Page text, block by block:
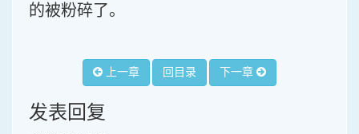
的被粉碎了。
上一章 回目录 下一章
发表回复